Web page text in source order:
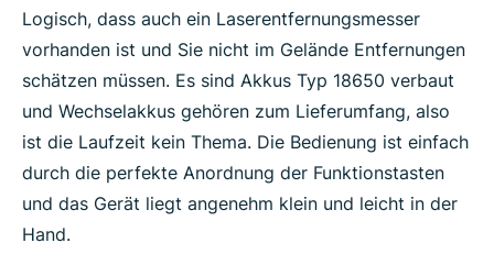
Logisch, dass auch ein Laserentfernungsmesser
vorhanden ist und Sie nicht im Gelände Entfernungen
schätzen müssen. Es sind Akkus Typ 18650 verbaut
und Wechselakkus gehören zum Lieferumfang, also
ist die Laufzeit kein Thema. Die Bedienung ist einfach
durch die perfekte Anordnung der Funktionstasten
und das Gerät liegt angenehm klein und leicht in der
Hand.